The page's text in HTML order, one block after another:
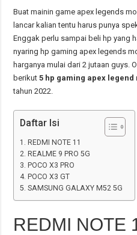
Buat mainin game apex legends
lancar kalian tentu harus punya
Enggak perlu sampai beli hp yang
nyaring hp gaming apex legends
harganya mulai dari 2 jutaan guys.
berikut5 hp gaming apex legend
tahun 2022.
Daftar Isi
REDMI NOTE 11
REALME 9 PRO 5G
POCO X3 PRO
POCO X3 GT
SAMSUNG GALAXY M52 5G
REDMI NOTE